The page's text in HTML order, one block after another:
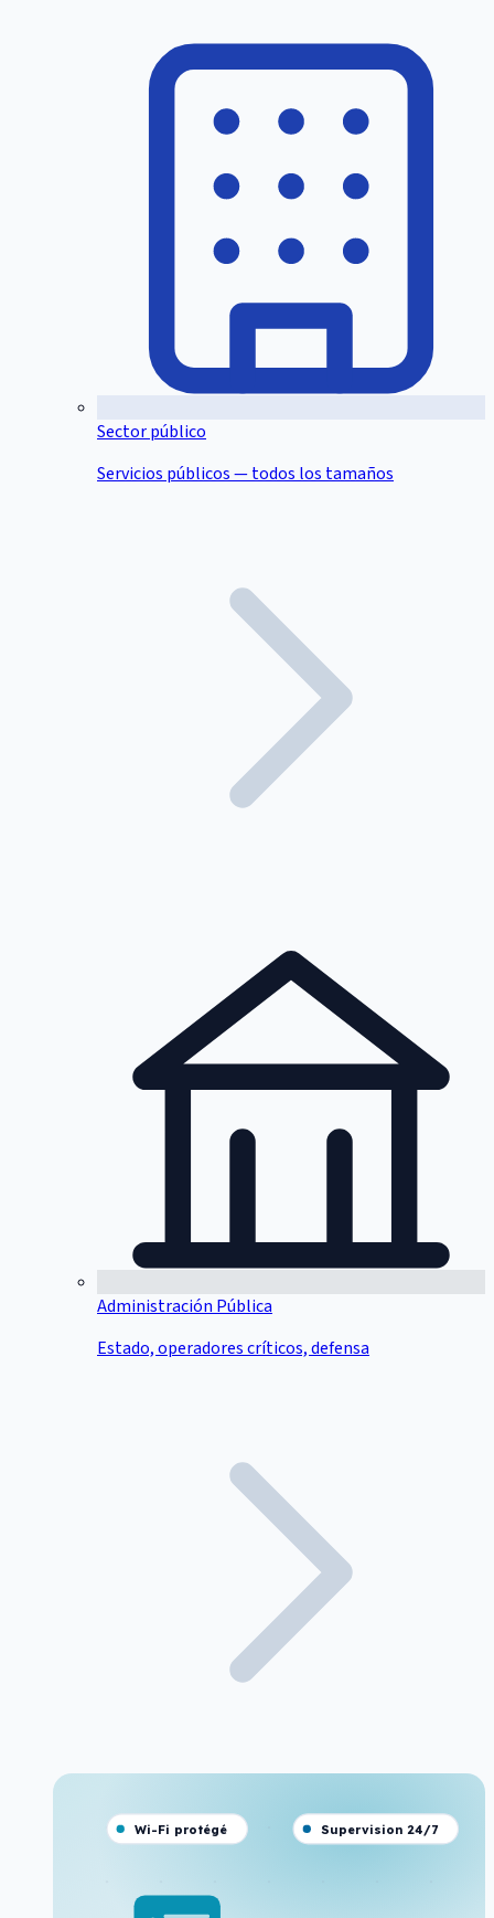
Sector público
Servicios públicos — todos los tamaños
Administración Pública
Estado, operadores críticos, defensa
Wi-Fi protégé Supervision 24/7